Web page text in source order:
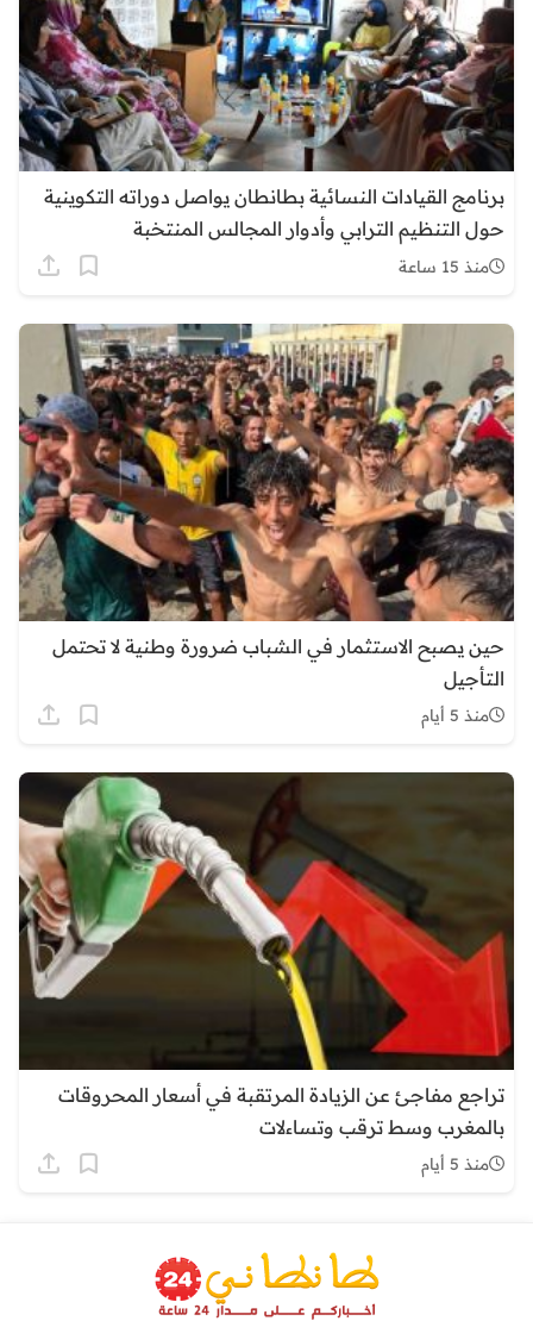
برنامج القيادات النسائية بطانطان يواصل دوراته التكوينية
حول التنظيم الترابي وأدوار المجالس المنتخبة
منذ 15 ساعة
حين يصبح الاستثمار في الشباب ضرورة وطنية لا تحتمل
التأجيل
منذ 5 أيام
تراجع مفاجئ عن الزيادة المرتقبة في أسعار المحروقات
بالمغرب وسط ترقب وتساءلات
منذ 5 أيام